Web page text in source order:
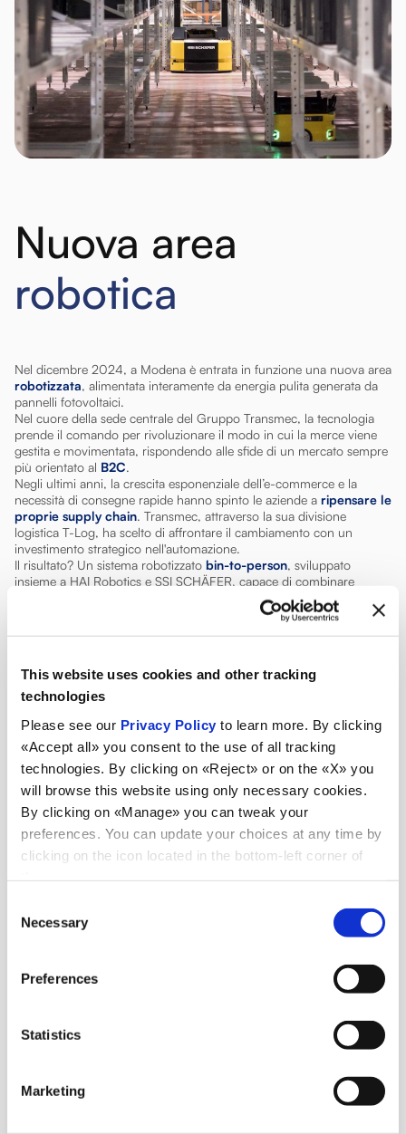
This website uses cookies and other tracking
technologies
Please see our Privacy Policy to learn more. By clicking
«Accept all» you consent to the use of all tracking
technologies. By clicking on «Reject» or on the «X» you
will browse this website using only necessary cookies.
By clicking on «Manage» you can tweak your
preferences. You can update your choices at any time by
clicking on the icon located in the bottom-left corner of
Selection
Necessary
Preferences
Statistics
Marketing
Nuova area
robotica
Nel dicembre 2024, a Modena è entrata in funzione una nuova area
robotizzata, alimentata interamente da energia pulita generata da
pannelli fotovoltaici.
Nel cuore della sede centrale del Gruppo Transmec, la tecnologia
prende il comando per rivoluzionare il modo in cui la merce viene
gestita e movimentata, rispondendo alle sfide di un mercato sempre
più orientato al B2C.
Negli ultimi anni, la crescita esponenziale dell’e-commerce e la
necessità di consegne rapide hanno spinto le aziende a ripensare le
proprie supply chain. Transmec, attraverso la sua divisione
logistica T-Log, ha scelto di affrontare il cambiamento con un
investimento strategico nell'automazione.
Il risultato? Un sistema robotizzato bin-to-person, sviluppato
insieme a HAI Robotics e SSI SCHÄFER, capace di combinare
efficienza, flessibilità e performance avanzate.
doppia profondità di
movimentazione verticale e 10 AMR Fast Transit, che si muovono
agilmente sotto le scaffalature ottimizzando flussi e riducendo i
Con 2 postazioni di picking ergonomiche e unacapacità annua
stimata di 800.000 ordini, questa infrastruttura non solo aumenta
la produttività del 50% e la densità di stoccaggio del 275% rispetto
ai sistemi tradizionali, ma migliora anche la qualità del lavoro degli
operatori.
I compiti ripetitivi e gravosi lasciano spazio ad attività più strategiche
e a maggiore valore aggiunto.
Un passo deciso verso ilfuturo della logistica.